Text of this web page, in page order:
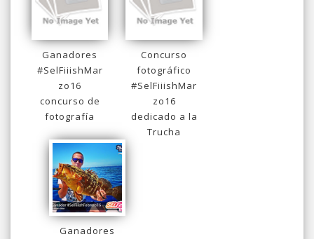
Ganadores
#SelFiiishMar
zo16
concurso de
fotografía
Concurso
fotográfico
#SelFiiishMar
zo16
dedicado a la
Trucha
Ganadores